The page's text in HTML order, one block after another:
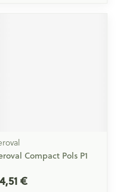
Compact Pols P1
€